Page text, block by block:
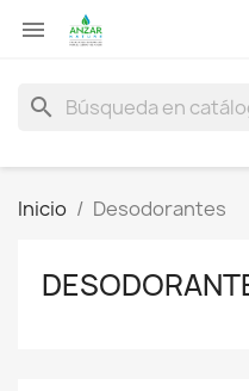

search
Inicio Desodorantes